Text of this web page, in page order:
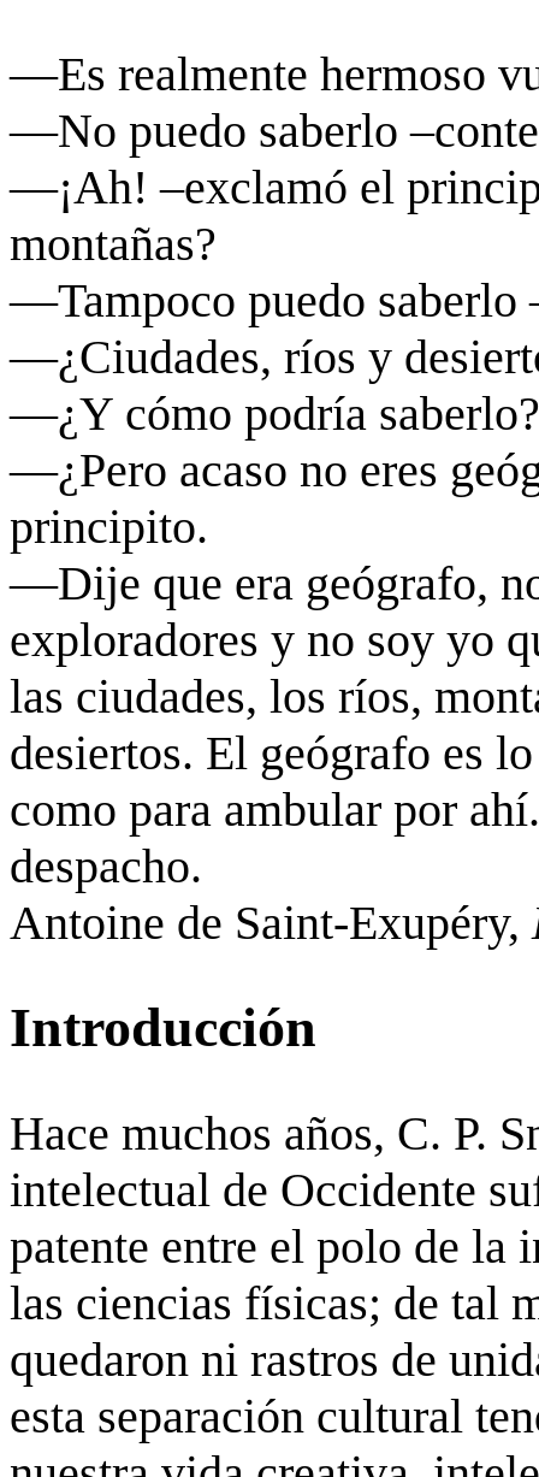
—Es realmente hermoso
—No puedo saberlo
—¡Ah! –exclamó el
montañas?
—Tampoco puedo saberlo
—¿Ciudades, ríos y
—¿Y cómo podría saberlo?
—¿Pero acaso no eres
principito.
—Dije que era geógrafo,
exploradores y no soy yo
las ciudades, los ríos,
desiertos. El geógrafo es
como para ambular por
despacho.
Antoine de Saint-Exupéry,
Introducción
Hace muchos años, C. P.
intelectual de Occidente
patente entre el polo de la
las ciencias físicas; de tal
quedaron ni rastros de
esta separación cultural